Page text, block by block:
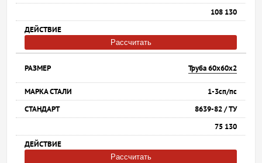
108 130
Рассчитать
Труба 60х60х2
1-3сп/пс
8639-82 / ТУ
75 130
Рассчитать